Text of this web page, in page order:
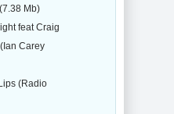
Mb)
feat Craig
Carey
(Radio